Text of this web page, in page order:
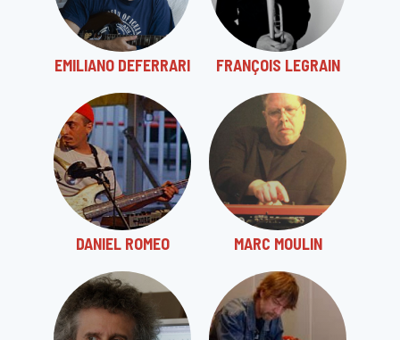
EMILIANO DEFERRARI FRANÇOIS LEGRAIN
DANIEL ROMEO MARC MOULIN